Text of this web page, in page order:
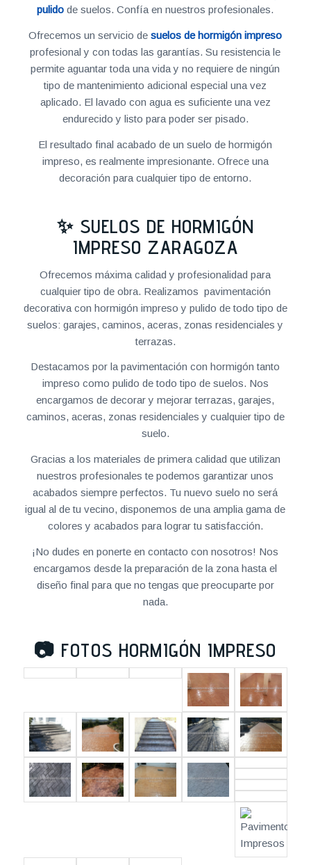
pulido de suelos. Confía en nuestros profesionales.
Ofrecemos un servicio desuelos de hormigón impreso
profesional y con todas las garantías. Su resistencia le
permite aguantar toda una vida y no requiere de ningún
tipo de mantenimiento adicional especial una vez
aplicado. El lavado con agua es suficiente una vez
endurecido y listo para poder ser pisado.
El resultado final acabado de un suelo de hormigón
impreso, es realmente impresionante. Ofrece una
decoración para cualquier tipo de entorno.
✨ SUELOS DE HORMIGÓN
IMPRESO ZARAGOZA
Ofrecemos máxima calidad y profesionalidad para
cualquier tipo de obra. Realizamos pavimentación
decorativa con hormigón impreso y pulido de todo tipo de
suelos: garajes, caminos, aceras, zonas residenciales y
terrazas.
Destacamos por la pavimentación con hormigón tanto
impreso como pulido de todo tipo de suelos. Nos
encargamos de decorar y mejorar terrazas, garajes,
caminos, aceras, zonas residenciales y cualquier tipo de
suelo.
Gracias a los materiales de primera calidad que utilizan
nuestros profesionales te podemos garantizar unos
acabados siempre perfectos. Tu nuevo suelo no será
igual al de tu vecino, disponemos de una amplia gama de
colores y acabados para lograr tu satisfacción.
¡No dudes en ponerte en contacto con nosotros! Nos
encargamos desde la preparación de la zona hasta el
diseño final para que no tengas que preocuparte por
nada.
📷 FOTOS HORMIGÓN IMPRESO